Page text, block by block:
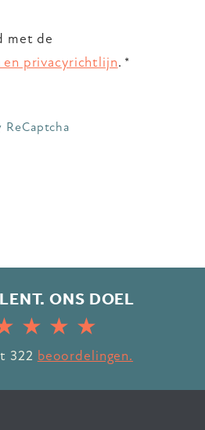
met de
en privacyrichtlijn. *
ReCaptcha
ONS DOEL
322 beoordelingen.